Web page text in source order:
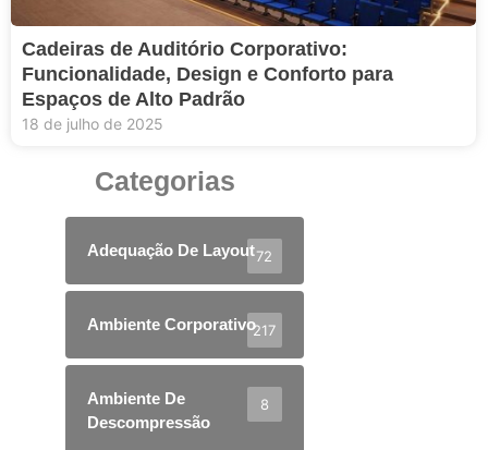
Cadeiras de Auditório Corporativo:
Funcionalidade, Design e Conforto para
Espaços de Alto Padrão
18 de julho de 2025
Categorias
Adequação De Layout72
Ambiente Corporativo217
Ambiente De
Descompressão
8